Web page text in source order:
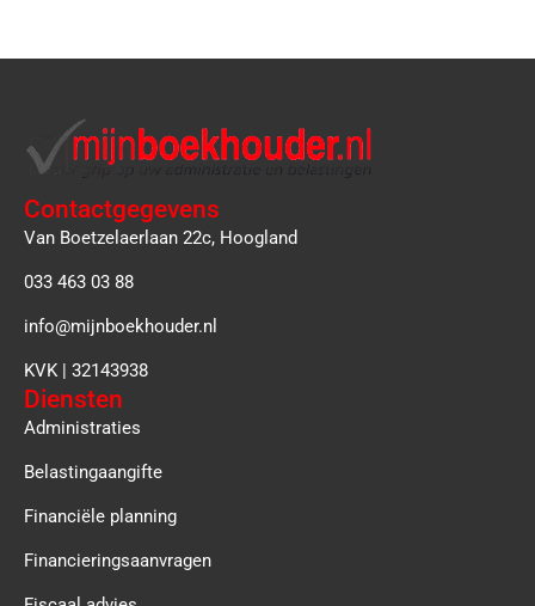
Contactgegevens
Van Boetzelaerlaan 22c, Hoogland
033 463 03 88
info@mijnboekhouder.nl
KVK | 32143938
Diensten
Administraties
Belastingaangifte
Financiële planning
Financieringsaanvragen